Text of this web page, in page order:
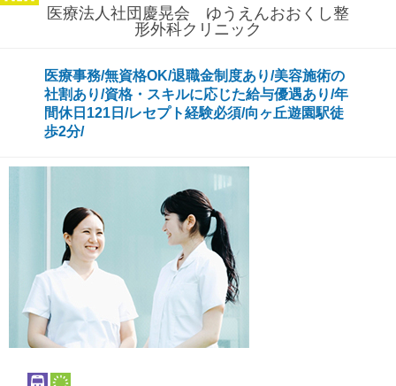
医療法人社団慶晃会 ゆうえんおおくし整
形外科クリニック
医療事務/無資格OK/退職金制度あり/美容施術の
社割あり/資格・スキルに応じた給与優遇あり/年
間休日121日/レセプト経験必須/向ヶ丘遊園駅徒
歩2分/